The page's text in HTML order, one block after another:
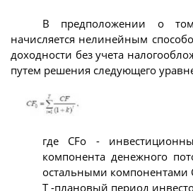
В предположении о
начисляется нелинейным
доходности без учета
путем решения следующего
где CFo -
компонента денежного
остальными компонентами
T -плановый период